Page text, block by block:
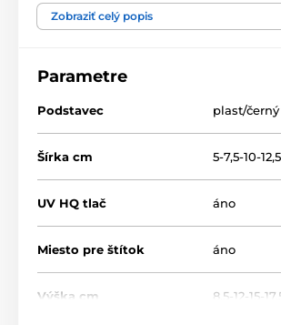
Produkt je zaradený v
C2026
Zobraziť celý popis
Parametre
Podstavec plast/černý
Šírka cm 5-7,5-10-12,5
UV HQ tlač áno
Miesto pre štítok áno
Výška cm 8,5-12-15-